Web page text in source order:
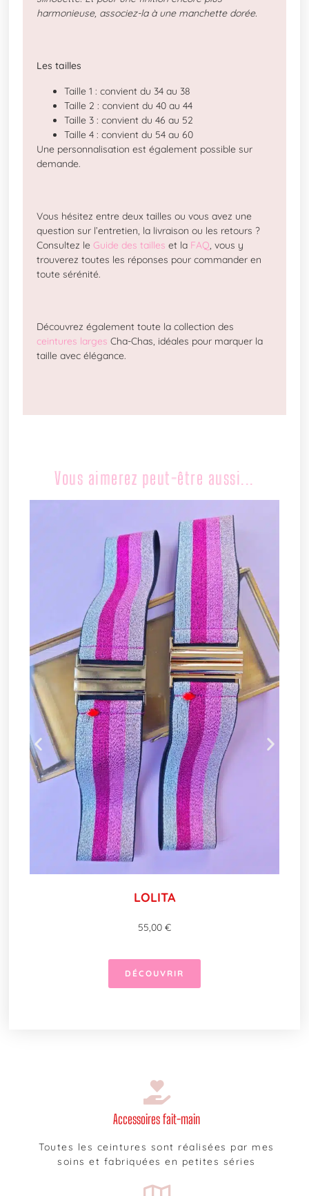
harmonieuse, associez-la à une manchette dorée.
Les tailles
Taille 1 : convient du 34 au 38
Taille 2 : convient du 40 au 44
Taille 3 : convient du 46 au 52
Taille 4 : convient du 54 au 60
Une personnalisation est également possible sur
demande.
Vous hésitez entre deux tailles ou vous avez une
question sur l’entretien, la livraison ou les retours ?
Consultez leGuide des tailles et la FAQ, vous y
trouverez toutes les réponses pour commander en
toute sérénité.
Découvrez également toute la collection des
ceintures larges Cha-Chas, idéales pour marquer la
taille avec élégance.
Vous aimerez peut-être aussi...
LOLITA
55,00 €
DÉCOUVRIR
Accessoires fait-main
Toutes les ceintures sont réalisées par mes
soins et fabriquées en petites séries